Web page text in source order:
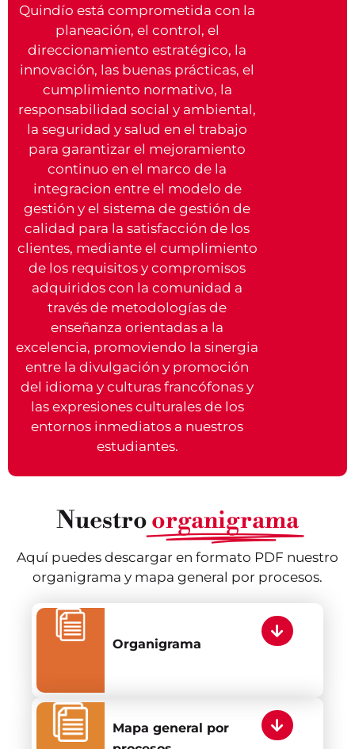
Quindío está comprometida con la
planeación, el control, el
direccionamiento estratégico, la
innovación, las buenas prácticas, el
cumplimiento normativo, la
responsabilidad social y ambiental,
la seguridad y salud en el trabajo
para garantizar el mejoramiento
continuo en el marco de la
integracion entre el modelo de
gestión y el sistema de gestión de
calidad para la satisfacción de los
clientes, mediante el cumplimiento
de los requisitos y compromisos
adquiridos con la comunidad a
través de metodologías de
enseñanza orientadas a la
excelencia, promoviendo la sinergia
entre la divulgación y promoción
del idioma y culturas francófonas y
las expresiones culturales de los
entornos inmediatos a nuestros
estudiantes.
Nuestroorganigrama
Aquí puedes descargar en formato PDF nuestro
organigrama y mapa general por procesos.
Organigrama
Mapa general por